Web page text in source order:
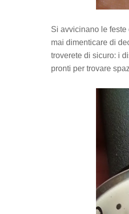
Si avvicinano le
mai dimenticare di
troverete di sicuro: i
pronti per trovare